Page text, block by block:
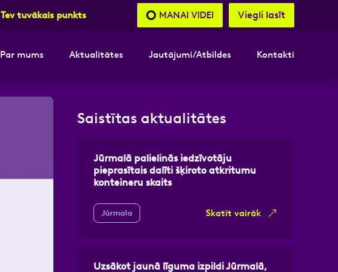
Tev tuvākais punkts MANAI VIDEI Viegli lasīt
Par mums Aktualitātes Jautājumi/Atbildes Kontakti
Saistītas aktualitātes
Jūrmalā palielinās iedzīvotāju
pieprasītais dalīti šķiroto atkritumu
konteineru skaits
Jūrmala Skatīt vairāk
Uzsākot jaunā līguma izpildi Jūrmalā,
Kontakttālrunis